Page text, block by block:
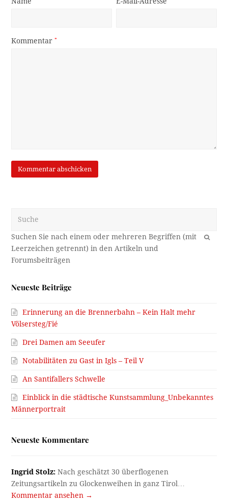
Kommentar*
OK
Neueste Beiträge
Erinnerung an die Brennerbahn – Kein Halt mehr
Völsersteg/Fié
Drei Damen am Seeufer
Notabilitäten zu Gast in Igls – Teil V
An Santifallers Schwelle
Einblick in die städtische Kunstsammlung_Unbekanntes
Männerportrait
Neueste Kommentare
Ingrid Stolz: Nach geschätzt 30 überflogenen
Zeitungsartikeln zu Glockenweihen in ganz Tirol…
Kommentar ansehen →